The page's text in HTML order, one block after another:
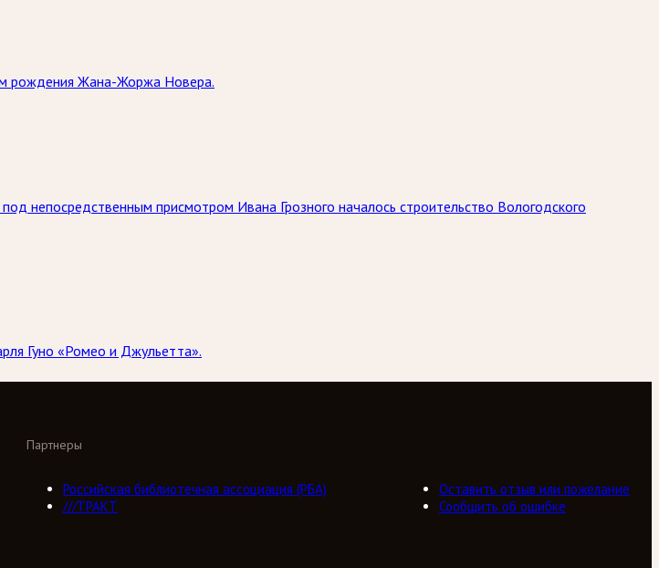
рождения Жана-Жоржа Новера.
непосредственным присмотром Ивана Грозного началось строительство Вологодского
Гуно «Ромео и Джульетта».
Партнеры
Российская библиотечная ассоциация (РБА)
///ТРАКТ
Оставить отзыв или пожелание
Сообщить об ошибке